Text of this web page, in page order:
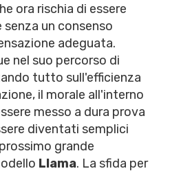
ora rischia di essere
un consenso
adeguata.
nel suo percorso di
tutto sull'efficienza
il morale all'interno
messo a dura prova
diventati semplici
grande
Llama. La sfida per